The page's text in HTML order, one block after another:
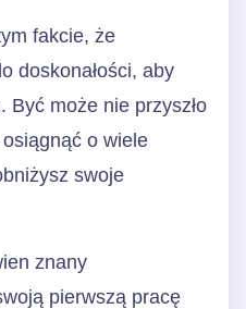
fakcie, że
doskonałości, aby
Być może nie przyszło
o wiele
swoje
znany
pierwszą pracę